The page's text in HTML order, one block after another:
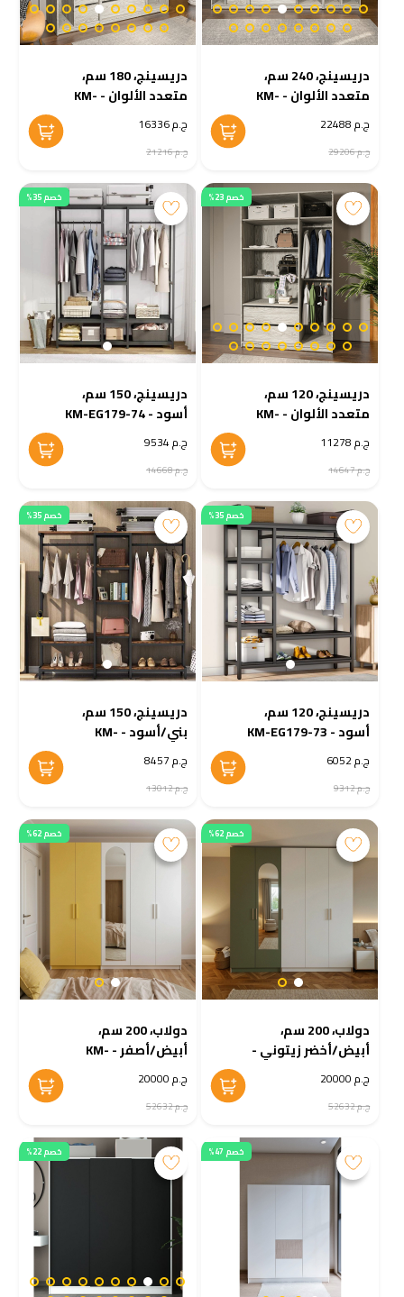
دريسينج، 240 سم،
متعدد الألوان - KM-
EG38-202ج.م 22488
ج.م 29206
دريسينج، 180 سم،
متعدد الألوان - KM-
EG38-201ج.م 16336
ج.م 21216
خصم 23%
دريسينج، 120 سم،
متعدد الألوان - KM-
EG38-200ج.م 11278
ج.م 14647
خصم 35%
دريسينج، 150 سم،
أسود - KM-EG179-74
ج.م 9534
ج.م 14668
خصم 35%
دريسينج، 120 سم،
أسود - KM-EG179-73
ج.م 6052
ج.م 9312
خصم 35%
دريسينج، 150 سم،
بني/أسود - KM-
EG179-72ج.م 8457
ج.م 13012
خصم 62%
دولاب، 200 سم،
أبيض/أخضر زيتوني -
KM-EG167-111ج.م 20000
ج.م 52632
خصم 62%
دولاب، 200 سم،
أبيض/أصفر - KM-
EG167-110ج.م 20000
ج.م 52632
خصم 47% خصم 22%